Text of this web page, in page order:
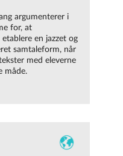
argumenterer i
for, at
en jazzet og
samtaleform, når
med eleverne
måde.